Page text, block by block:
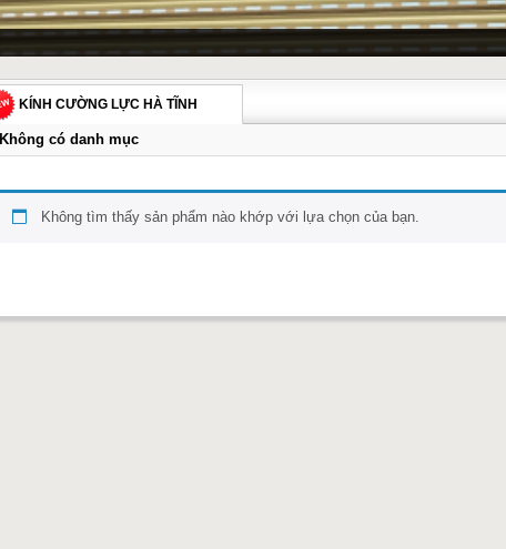
KÍNH CƯỜNG LỰC HÀ TĨNH
Không có danh mục
Không tìm thấy sản phẩm nào khớp với lựa chọn của bạn.